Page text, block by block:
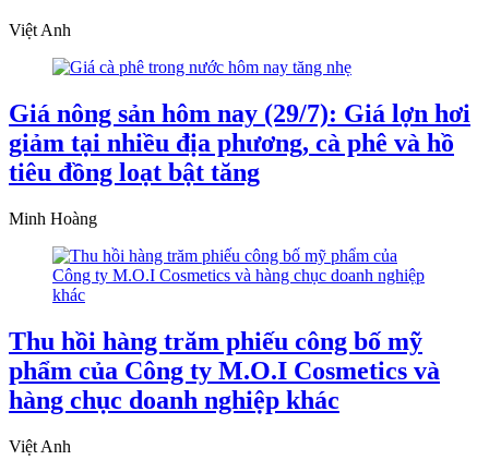
Việt Anh
Giá nông sản hôm nay (29/7): Giá lợn hơi
giảm tại nhiều địa phương, cà phê và hồ
tiêu đồng loạt bật tăng
Minh Hoàng
Thu hồi hàng trăm phiếu công bố mỹ
phẩm của Công ty M.O.I Cosmetics và
hàng chục doanh nghiệp khác
Việt Anh